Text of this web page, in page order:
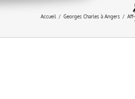
Accueil / Georges Charles à Angers /